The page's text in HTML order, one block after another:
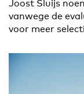
Joost Sluijs
vanwege de
voor meer